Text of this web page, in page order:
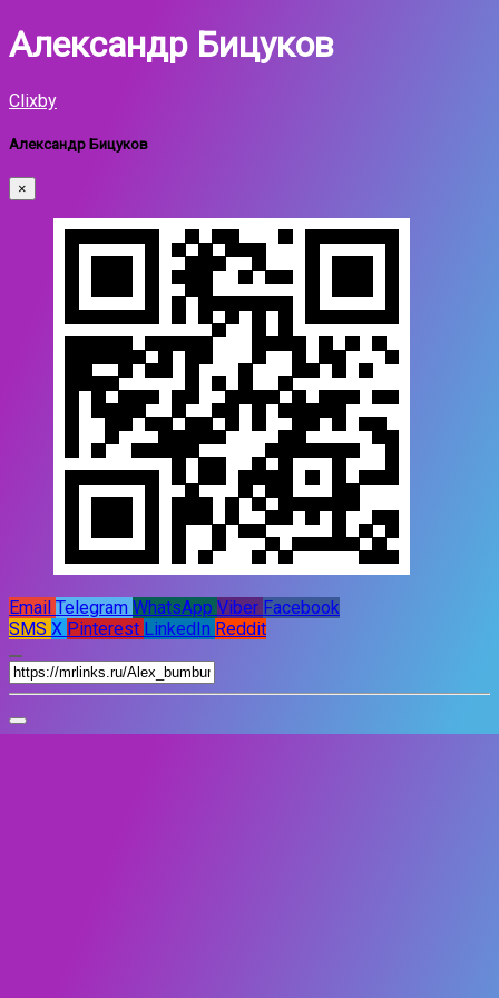
Александр Бицуков
Clixby
Александр Бицуков
×
Email Telegram WhatsApp Viber Facebook
SMS X Pinterest LinkedIn Reddit